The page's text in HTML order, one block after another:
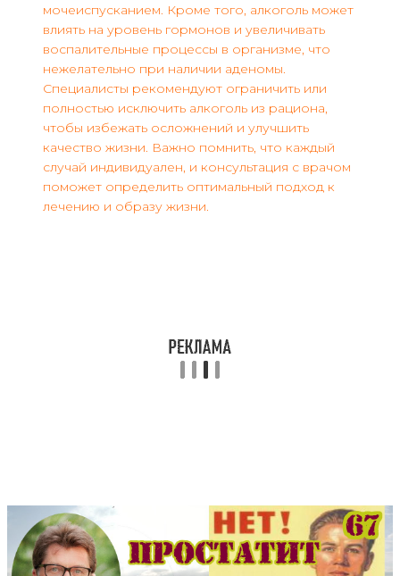
мочеиспусканием. Кроме того, алкоголь может
влиять на уровень гормонов и увеличивать
воспалительные процессы в организме, что
нежелательно при наличии аденомы.
Специалисты рекомендуют ограничить или
полностью исключить алкоголь из рациона,
чтобы избежать осложнений и улучшить
качество жизни. Важно помнить, что каждый
случай индивидуален, и консультация с врачом
поможет определить оптимальный подход к
лечению и образу жизни.